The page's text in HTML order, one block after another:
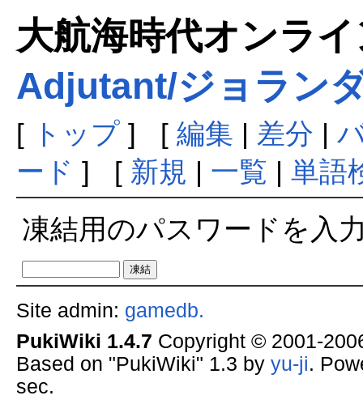
大航海時代オンラ
Adjutant/ジョラン
[ トップ] [ 編集 | 差分 |
ード ] [ 新規 | 一覧 | 単語
凍結用のパスワードを入
Site admin: gamedb.
PukiWiki 1.4.7 Copyright © 2001-
Based on "PukiWiki" 1.3 by yu-ji.
sec.